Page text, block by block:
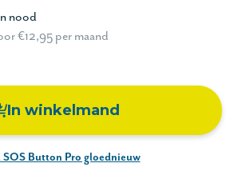
nood
€12,95 per maand
In winkelmand
SOS Button Pro gloednieuw